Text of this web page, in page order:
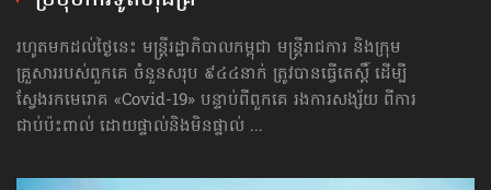
រហូតមកដល់ថ្ងៃនេះ មន្ត្រីរដ្ឋាភិបាលកម្ពុជា មន្ត្រីរាជការ និងក្រុម
គ្រួសាររបស់ពួកគេ ចំនួនសរុប ៩៤៤នាក់ ត្រូវបានធ្វើតេស្ដិ៍ ដើម្បី
ស្វែងរកមេរោគ «Covid-19» បន្ទាប់ពី​ពួកគេ រងការសង្ស័យ ពីការ
ជាប់ប៉ះពាល់ ដោយផ្ទាល់​និងមិនផ្ទាល់ ...